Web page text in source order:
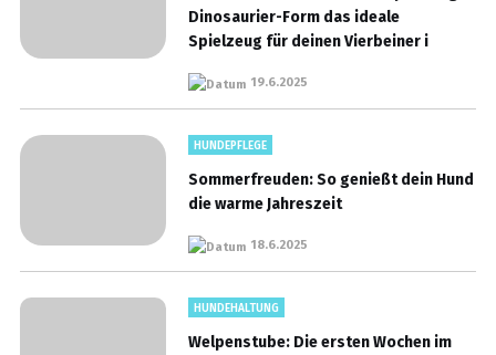
Dinosaurier-Form das ideale
Spielzeug für deinen Vierbeiner i
19.6.2025
HUNDEPFLEGE
Sommerfreuden: So genießt dein Hund
die warme Jahreszeit
18.6.2025
HUNDEHALTUNG
Welpenstube: Die ersten Wochen im